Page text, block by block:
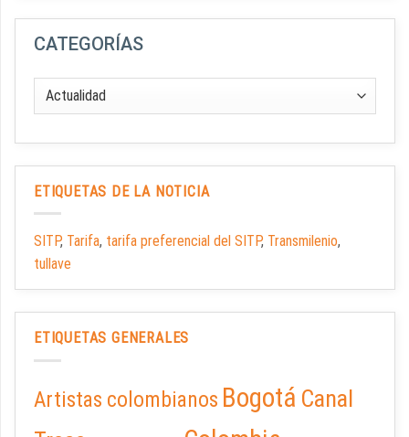
CATEGORÍAS
ETIQUETAS DE LA NOTICIA
SITP, Tarifa, tarifa preferencial del SITP, Transmilenio,
tullave
ETIQUETAS GENERALES
Artistas colombianos Bogotá Canal